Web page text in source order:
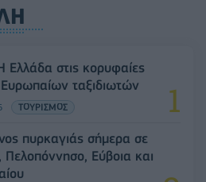
Ελλάδα στις κορυφαίες
ταξιδιωτών
ΤΟΥΡΙΣΜΟΣ
πυρκαγιάς σήμερα σε
Πελοπόννησο, Εύβοια και